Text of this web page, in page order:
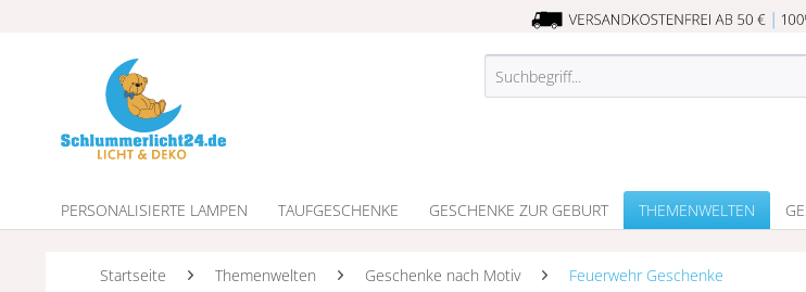
PERSONALISIERTE LAMPEN TAUFGESCHENKE GESCHENKE ZUR GEBURT THEMENWELTEN
Startseite Themenwelten Geschenke nach Motiv Feuerwehr Geschenke